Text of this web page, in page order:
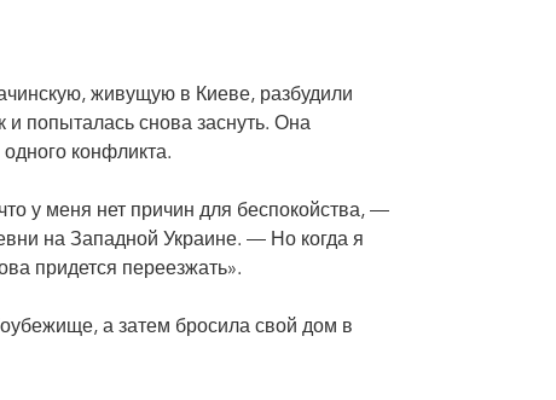
живущую в Киеве, разбудили
и попыталась снова заснуть. Она
конфликта.
у меня нет причин для беспокойства, —
на Западной Украине. — Но когда я
придется переезжать».
а затем бросила свой дом в